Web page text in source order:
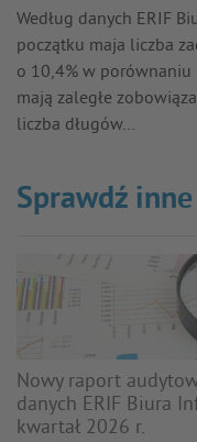
Według danych ERIF
początku maja liczba
o 10,4% w
mają zaległe
liczba długów…
Sprawdź inne
Nowy raport
danych ERIF Biura
kwartał 2026 r.